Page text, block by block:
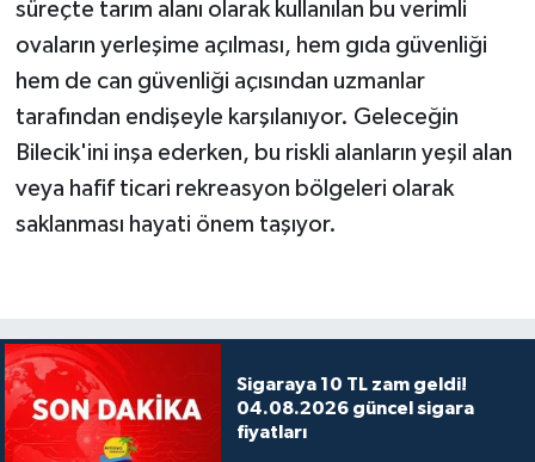
süreçte tarım alanı olarak kullanılan bu verimli
ovaların yerleşime açılması, hem gıda güvenliği
hem de can güvenliği açısından uzmanlar
tarafından endişeyle karşılanıyor. Geleceğin
Bilecik'ini inşa ederken, bu riskli alanların yeşil alan
veya hafif ticari rekreasyon bölgeleri olarak
saklanması hayati önem taşıyor.
Sigaraya 10 TL zam geldi!
04.08.2026 güncel sigara
fiyatları